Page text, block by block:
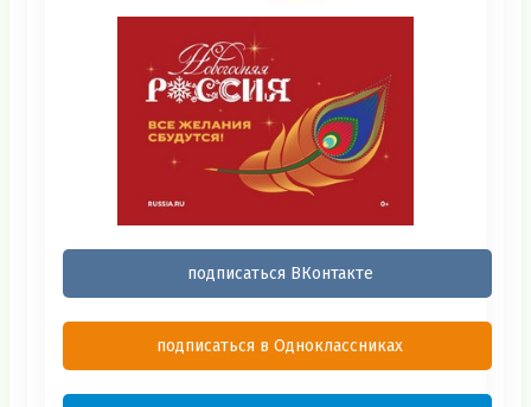
подписаться ВКонтакте
подписаться в Одноклассниках